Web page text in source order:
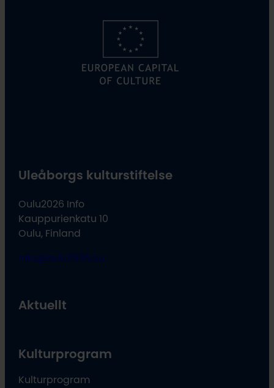
Uleåborgs kulturstiftelse
Oulu2026 Info
Kauppurienkatu 10
Oulu, Finland
info@oulu2026.eu
Aktuellt
Kulturprogram
Kulturprogram